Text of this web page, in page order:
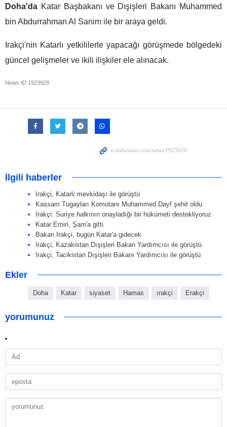
Doha'da Katar Başbakanı ve Dışişleri Bakanı Muhammed
bin Abdurrahman Al Sanim ile bir araya geldi.
Irakçi'nin Katarlı yetkililerle yapacağı görüşmede bölgedeki
güncel gelişmeler ve ikili ilişkiler ele alınacak.
News ID 1923929
İlgili haberler
Irakçi, Katarlı mevkidaşı ile görüştü
Kassam Tugayları Komutanı Muhammed Dayf şehit oldu
Irakçi: Suriye halkının onayladığı bir hükümeti destekliyoruz
Katar Emiri, Şam'a gitti
Bakan Irakçi, bugün Katar'a gidecek
Irakçi, Kazakistan Dışişleri Bakan Yardımcısı ile görüştü
Irakçi, Tacikistan Dışişleri Bakanı Yardımcısı ile görüştü
Ekler
Doha Katar siyaset Hamas ırakçi Erakçi
yorumunuz